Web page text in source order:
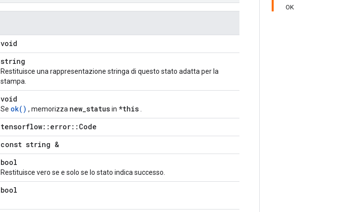
OK
void
string
Restituisce una rappresentazione stringa di questo stato adatta per la
stampa.
void
Se ok() , memorizza new_statusin *this
tensorflow::error::Code
const string &
bool
Restituisce vero se e solo se lo stato indica successo.
bool